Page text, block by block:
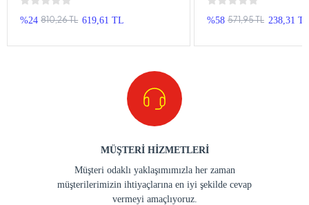
%24 810,26 TL 619,61 TL %58 571,95 TL 238,31
MÜŞTERİ HİZMETLERİ
Müşteri odaklı yaklaşımımızla her zaman
müşterilerimizin ihtiyaçlarına en iyi şekilde cevap
vermeyi amaçlıyoruz.